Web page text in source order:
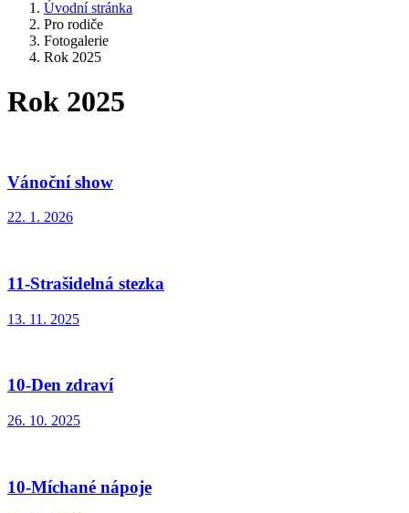
Úvodní stránka
Pro rodiče
Fotogalerie
Rok 2025
Rok 2025
Vánoční show
22. 1. 2026
11-Strašidelná stezka
13. 11. 2025
10-Den zdraví
26. 10. 2025
10-Míchané nápoje